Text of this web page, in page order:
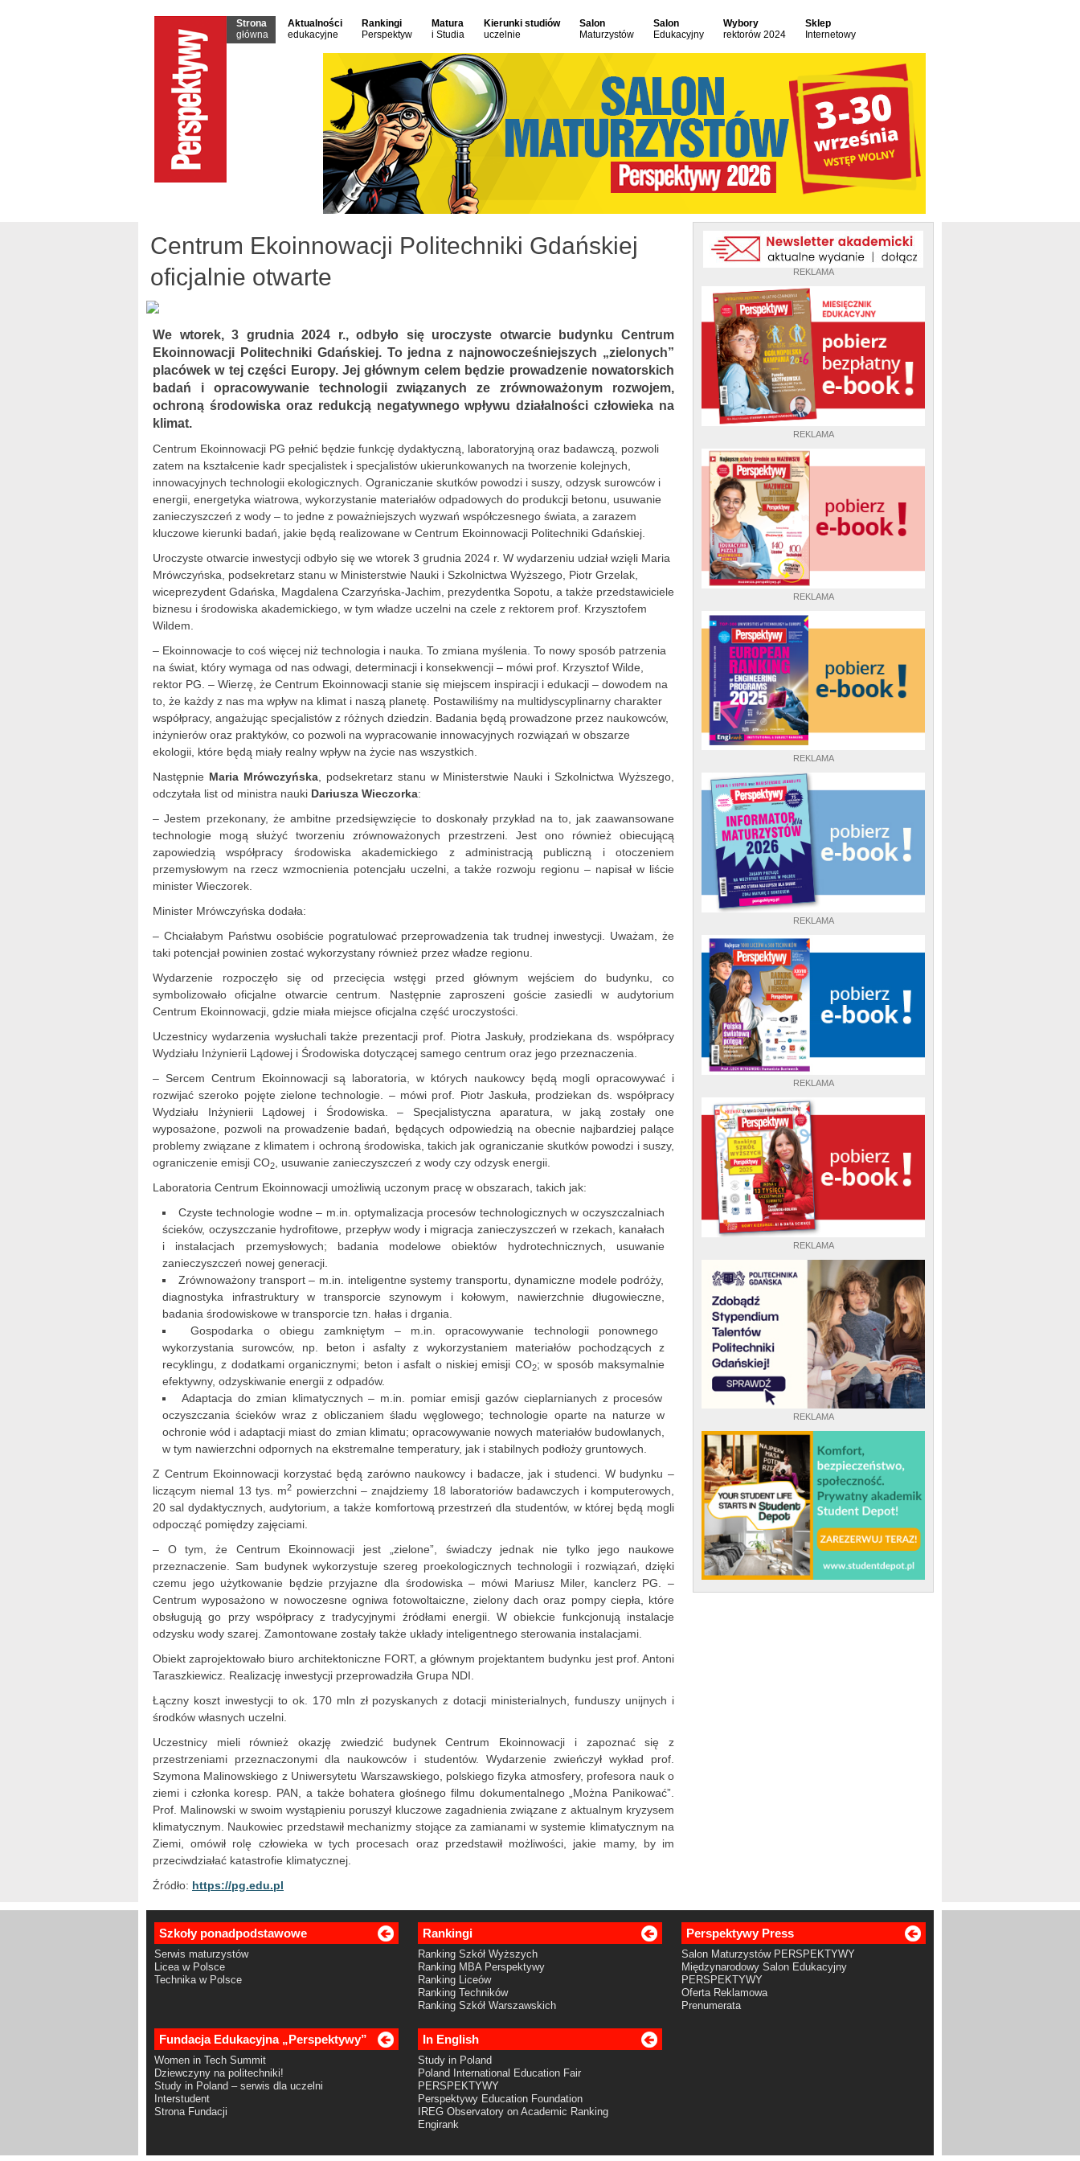
Strona
główna
Aktualności
edukacyjne
Rankingi
Perspektyw
Matura
i Studia
Kierunki studiów
uczelnie
Salon
Maturzystów
Salon
Edukacyjny
Wybory
rektorów 2024
Sklep
Internetowy
REKLAMA
REKLAMA
REKLAMA
REKLAMA
REKLAMA
REKLAMA
REKLAMA
REKLAMA
Centrum Ekoinnowacji Politechniki Gdańskiej
oficjalnie otwarte
We wtorek, 3 grudnia 2024 r., odbyło się uroczyste otwarcie budynku Centrum
Ekoinnowacji Politechniki Gdańskiej. To jedna z najnowocześniejszych „zielonych”
placówek w tej części Europy. Jej głównym celem będzie prowadzenie nowatorskich
badań i opracowywanie technologii związanych ze zrównoważonym rozwojem,
ochroną środowiska oraz redukcją negatywnego wpływu działalności człowieka na
klimat.
Centrum Ekoinnowacji PG pełnić będzie funkcję dydaktyczną, laboratoryjną oraz badawczą, pozwoli
zatem na kształcenie kadr specjalistek i specjalistów ukierunkowanych na tworzenie kolejnych,
innowacyjnych technologii ekologicznych. Ograniczanie skutków powodzi i suszy, odzysk surowców i
energii, energetyka wiatrowa, wykorzystanie materiałów odpadowych do produkcji betonu, usuwanie
zanieczyszczeń z wody – to jedne z poważniejszych wyzwań współczesnego świata, a zarazem
kluczowe kierunki badań, jakie będą realizowane w Centrum Ekoinnowacji Politechniki Gdańskiej.
Uroczyste otwarcie inwestycji odbyło się we wtorek 3 grudnia 2024 r. W wydarzeniu udział wzięli Maria
Mrówczyńska, podsekretarz stanu w Ministerstwie Nauki i Szkolnictwa Wyższego, Piotr Grzelak,
wiceprezydent Gdańska, Magdalena Czarzyńska-Jachim, prezydentka Sopotu, a także przedstawiciele
biznesu i środowiska akademickiego, w tym władze uczelni na czele z rektorem prof. Krzysztofem
Wildem.
– Ekoinnowacje to coś więcej niż technologia i nauka. To zmiana myślenia. To nowy sposób patrzenia
na świat, który wymaga od nas odwagi, determinacji i konsekwencji – mówi prof. Krzysztof Wilde,
rektor PG. – Wierzę, że Centrum Ekoinnowacji stanie się miejscem inspiracji i edukacji – dowodem na
to, że każdy z nas ma wpływ na klimat i naszą planetę. Postawiliśmy na multidyscyplinarny charakter
współpracy, angażując specjalistów z różnych dziedzin. Badania będą prowadzone przez naukowców,
inżynierów oraz praktyków, co pozwoli na wypracowanie innowacyjnych rozwiązań w obszarze
ekologii, które będą miały realny wpływ na życie nas wszystkich.
Następnie Maria Mrówczyńska, podsekretarz stanu w Ministerstwie Nauki i Szkolnictwa Wyższego,
odczytała list od ministra nauki Dariusza Wieczorka:
– Jestem przekonany, że ambitne przedsięwzięcie to doskonały przykład na to, jak zaawansowane
technologie mogą służyć tworzeniu zrównoważonych przestrzeni. Jest ono również obiecującą
zapowiedzią współpracy środowiska akademickiego z administracją publiczną i otoczeniem
przemysłowym na rzecz wzmocnienia potencjału uczelni, a także rozwoju regionu – napisał w liście
minister Wieczorek.
Minister Mrówczyńska dodała:
– Chciałabym Państwu osobiście pogratulować przeprowadzenia tak trudnej inwestycji. Uważam, że
taki potencjał powinien zostać wykorzystany również przez władze regionu.
Wydarzenie rozpoczęło się od przecięcia wstęgi przed głównym wejściem do budynku, co
symbolizowało oficjalne otwarcie centrum. Następnie zaproszeni goście zasiedli w audytorium
Centrum Ekoinnowacji, gdzie miała miejsce oficjalna część uroczystości.
Uczestnicy wydarzenia wysłuchali także prezentacji prof. Piotra Jaskuły, prodziekana ds. współpracy
Wydziału Inżynierii Lądowej i Środowiska dotyczącej samego centrum oraz jego przeznaczenia.
– Sercem Centrum Ekoinnowacji są laboratoria, w których naukowcy będą mogli opracowywać i
rozwijać szeroko pojęte zielone technologie. – mówi prof. Piotr Jaskuła, prodziekan ds. współpracy
Wydziału Inżynierii Lądowej i Środowiska. – Specjalistyczna aparatura, w jaką zostały one
wyposażone, pozwoli na prowadzenie badań, będących odpowiedzią na obecnie najbardziej palące
problemy związane z klimatem i ochroną środowiska, takich jak ograniczanie skutków powodzi i suszy,
ograniczenie emisji CO2
, usuwanie zanieczyszczeń z wody czy odzysk energii.
Laboratoria Centrum Ekoinnowacji umożliwią uczonym pracę w obszarach, takich jak:
Czyste technologie wodne – m.in. optymalizacja procesów technologicznych w oczyszczalniach
ścieków, oczyszczanie hydrofitowe, przepływ wody i migracja zanieczyszczeń w rzekach, kanałach
i instalacjach przemysłowych; badania modelowe obiektów hydrotechnicznych, usuwanie
zanieczyszczeń nowej generacji.
Zrównoważony transport – m.in. inteligentne systemy transportu, dynamiczne modele podróży,
diagnostyka infrastruktury w transporcie szynowym i kołowym, nawierzchnie długowieczne,
badania środowiskowe w transporcie tzn. hałas i drgania.
Gospodarka o obiegu zamkniętym – m.in. opracowywanie technologii ponownego
wykorzystania surowców, np. beton i asfalty z wykorzystaniem materiałów pochodzących z
recyklingu, z dodatkami organicznymi; beton i asfalt o niskiej emisji CO2; w sposób maksymalnie
efektywny, odzyskiwanie energii z odpadów.
Adaptacja do zmian klimatycznych – m.in. pomiar emisji gazów cieplarnianych z procesów
oczyszczania ścieków wraz z obliczaniem śladu węglowego; technologie oparte na naturze w
ochronie wód i adaptacji miast do zmian klimatu; opracowywanie nowych materiałów budowlanych,
w tym nawierzchni odpornych na ekstremalne temperatury, jak i stabilnych podłoży gruntowych.
Z Centrum Ekoinnowacji korzystać będą zarówno naukowcy i badacze, jak i studenci. W budynku –
liczącym niemal 13 tys. m2 powierzchni – znajdziemy 18 laboratoriów badawczych i komputerowych,
20 sal dydaktycznych, audytorium, a także komfortową przestrzeń dla studentów, w której będą mogli
odpocząć pomiędzy zajęciami.
– O tym, że Centrum Ekoinnowacji jest „zielone”, świadczy jednak nie tylko jego naukowe
przeznaczenie. Sam budynek wykorzystuje szereg proekologicznych technologii i rozwiązań, dzięki
czemu jego użytkowanie będzie przyjazne dla środowiska – mówi Mariusz Miler, kanclerz PG. –
Centrum wyposażono w nowoczesne ogniwa fotowoltaiczne, zielony dach oraz pompy ciepła, które
obsługują go przy współpracy z tradycyjnymi źródłami energii. W obiekcie funkcjonują instalacje
odzysku wody szarej. Zamontowane zostały także układy inteligentnego sterowania instalacjami.
Obiekt zaprojektowało biuro architektoniczne FORT, a głównym projektantem budynku jest prof. Antoni
Taraszkiewicz. Realizację inwestycji przeprowadziła Grupa NDI.
Łączny koszt inwestycji to ok. 170 mln zł pozyskanych z dotacji ministerialnych, funduszy unijnych i
środków własnych uczelni.
Uczestnicy mieli również okazję zwiedzić budynek Centrum Ekoinnowacji i zapoznać się z
przestrzeniami przeznaczonymi dla naukowców i studentów. Wydarzenie zwieńczył wykład prof.
Szymona Malinowskiego z Uniwersytetu Warszawskiego, polskiego fizyka atmosfery, profesora nauk o
ziemi i członka koresp. PAN, a także bohatera głośnego filmu dokumentalnego „Można Panikować”.
Prof. Malinowski w swoim wystąpieniu poruszył kluczowe zagadnienia związane z aktualnym kryzysem
klimatycznym. Naukowiec przedstawił mechanizmy stojące za zamianami w systemie klimatycznym na
Ziemi, omówił rolę człowieka w tych procesach oraz przedstawił możliwości, jakie mamy, by im
przeciwdziałać katastrofie klimatycznej.
Źródło: https://pg.edu.pl
Szkoły ponadpodstawowe
Serwis maturzystów
Licea w Polsce
Technika w Polsce
Rankingi
Ranking Szkół Wyższych
Ranking MBA Perspektywy
Ranking Liceów
Ranking Techników
Ranking Szkół Warszawskich
Perspektywy Press
Salon Maturzystów PERSPEKTYWY
Międzynarodowy Salon Edukacyjny
PERSPEKTYWY
Oferta Reklamowa
Prenumerata
Fundacja Edukacyjna „Perspektywy”
Women in Tech Summit
Dziewczyny na politechniki!
Study in Poland – serwis dla uczelni
Interstudent
Strona Fundacji
In English
Study in Poland
Poland International Education Fair
PERSPEKTYWY
Perspektywy Education Foundation
IREG Observatory on Academic Ranking
Engirank